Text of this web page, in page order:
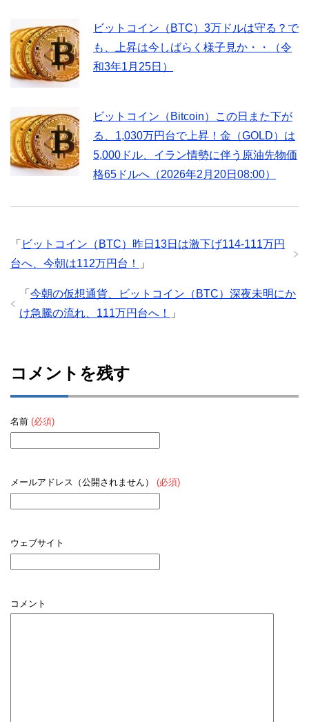
ビットコイン（BTC）3万ドルは守る？で
も、上昇は今しばらく様子見か・・（令
和3年1月25日）
ビットコイン（Bitcoin）この日また下が
る、1,030万円台で上昇！金（GOLD）は
5,000ドル、イラン情勢に伴う原油先物価
格65ドルへ（2026年2月20日08:00）
「 ビットコイン（BTC）昨日13日は激下げ114-111万円
台へ、今朝は112万円台！
」
「 今朝の仮想通貨、ビットコイン（BTC）深夜未明にか
け急騰の流れ、111万円台へ！
」
コメントを残す
名前 (必須)
メールアドレス（公開されません） (必須)
ウェブサイト
コメント